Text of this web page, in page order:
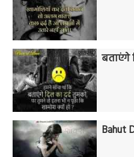
बताएंगे
Bahut